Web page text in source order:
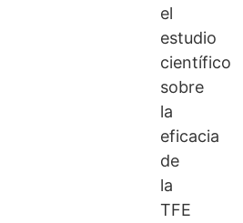
el
estudio
científico
sobre
la
eficacia
de
la
TFE